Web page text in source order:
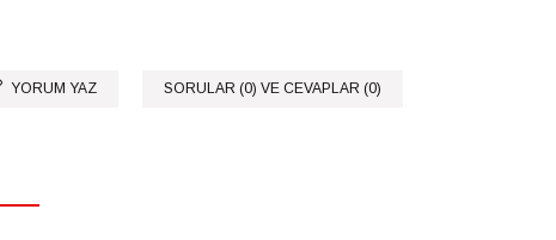
YORUM YAZ SORULAR (0) VE CEVAPLAR (0)